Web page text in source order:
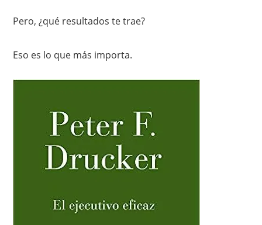
Pero, ¿qué resultados te trae?
Eso es lo que más importa.